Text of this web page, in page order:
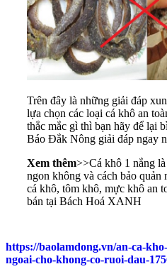
Trên đây là những giải đáp
lựa chọn các loại cá khô an
thắc mắc gì thì bạn hãy để lại
Báo Đắk Nông giải đáp ngay
Xem thêm>>Cá khô 1 nắng
ngon không và cách bảo quản
cá khô, tôm khô, mực khô an
bán tại Bách Hoá XANH
https://baolamdong.vn/an-ca-
ngoai-cho-khong-co-ruoi-dau-